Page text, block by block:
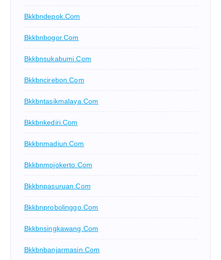
Bkkbndepok.com
Bkkbnbogor.com
Bkkbnsukabumi.com
Bkkbncirebon.com
Bkkbntasikmalaya.com
Bkkbnkediri.com
Bkkbnmadiun.com
Bkkbnmojokerto.com
Bkkbnpasuruan.com
Bkkbnprobolinggo.com
Bkkbnsingkawang.com
Bkkbnbanjarmasin.com